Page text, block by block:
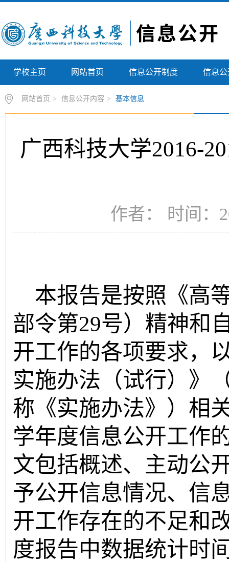
学校主页 网站首页 信息公开制度 信息
网站首页 > 信息公开内容 > 基本信息
广西科技大学2016-
作者： 时间：
本报告是按照《高
部令第29号）精神和
开工作的各项要求，
实施办法（试行）》
称《实施办法》）相
学年度信息公开工作
文包括概述、主动公
予公开信息情况、信
开工作存在的不足和
度报告中数据统计时